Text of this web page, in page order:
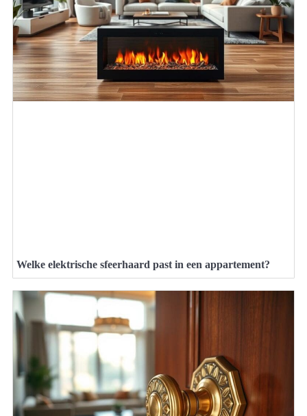
Welke elektrische sfeerhaard past in een appartement?